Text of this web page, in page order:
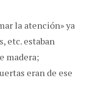
la atención» ya
etc. estaban
madera;
eran de ese